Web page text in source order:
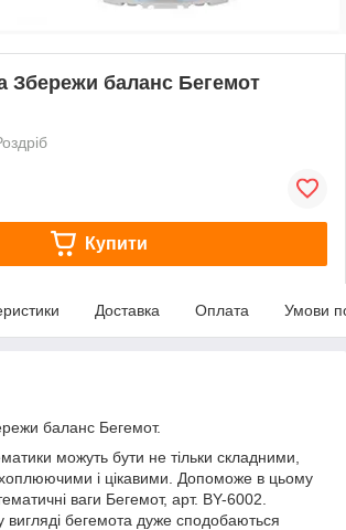
Збережи баланс Бегемот
Купити
Доставка Оплата Умови
баланс Бегемот.
можуть бути не тільки складними,
і цікавими. Допоможе в цьому
ваги Бегемот, арт. BY-6002.
вигляді бегемота дуже сподобаються